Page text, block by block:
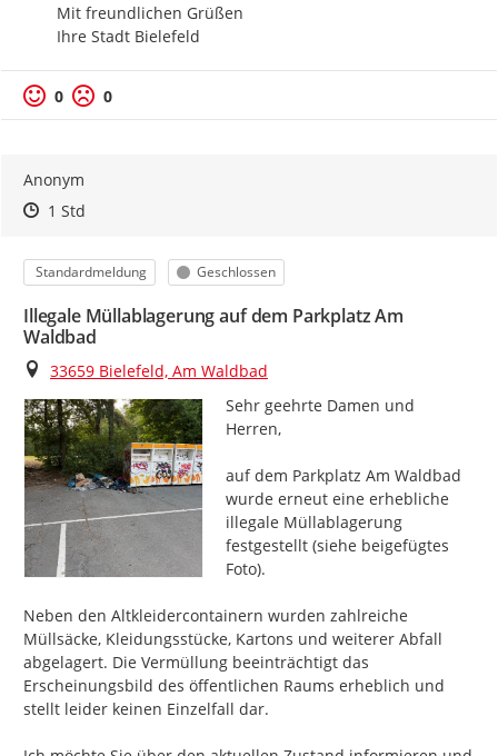
Mit freundlichen Grüßen
Ihre Stadt Bielefeld
0 0
Anonym
Zeitpunkt des Erstellens
Zeitpunkt des Erstellens
1 StdZur Äußerung
Kategorie
Standardmeldung Status
Geschlossen
Illegale Müllablagerung auf dem Parkplatz Am
Waldbad
Ort
33659 Bielefeld, Am Waldbad
Sehr geehrte Damen und
Herren,
auf dem Parkplatz Am Waldbad
wurde erneut eine erhebliche
illegale Müllablagerung
festgestellt (siehe beigefügtes
Foto).
Neben den Altkleidercontainern wurden zahlreiche
Müllsäcke, Kleidungsstücke, Kartons und weiterer Abfall
abgelagert. Die Vermüllung beeinträchtigt das
Erscheinungsbild des öffentlichen Raums erheblich und
stellt leider keinen Einzelfall dar.